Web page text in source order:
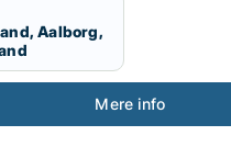
Aalborg,
Mere info